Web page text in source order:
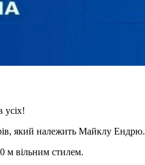
усіх!
який належить Майклу Ендрю.
м вільним стилем.